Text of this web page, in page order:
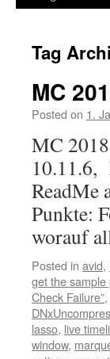
Tag
MC
Posted on 1.
MC
10.11.6,
ReadMe
Punkte:
worauf
Posted in avid,
get the
Check Failure”,
lasso, live
window,